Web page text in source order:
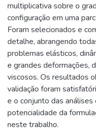
multiplicativa sobre o
configuração em uma
Foram selecionados e
detalhe, abrangendo
problemas elásticos,
e grandes deformações,
viscosos. Os resultados
validação foram
e o conjunto das
potencialidade da
neste trabalho.